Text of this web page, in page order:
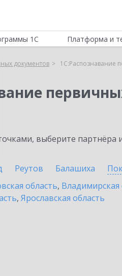
1С Платформа и
документов 1С:Распознавание
выберите партнёра
Реутов Балашиха
область, Владимирская
, Ярославская область